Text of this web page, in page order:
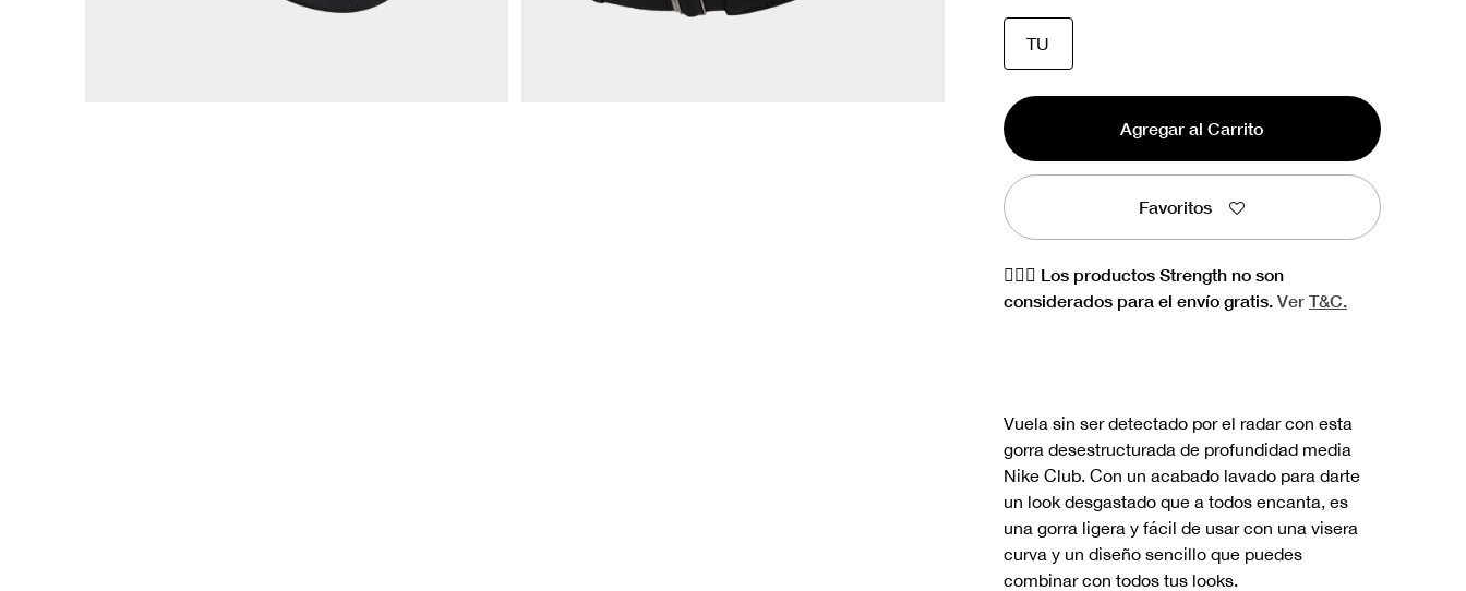
TU
Agregar al Carrito
Favoritos
🏋🏻‍♀️ Los productos Strength no son
considerados para el envío gratis. Ver T&C.
Vuela sin ser detectado por el radar con esta
gorra desestructurada de profundidad media
Nike Club. Con un acabado lavado para darte
un look desgastado que a todos encanta, es
una gorra ligera y fácil de usar con una visera
curva y un diseño sencillo que puedes
combinar con todos tus looks.